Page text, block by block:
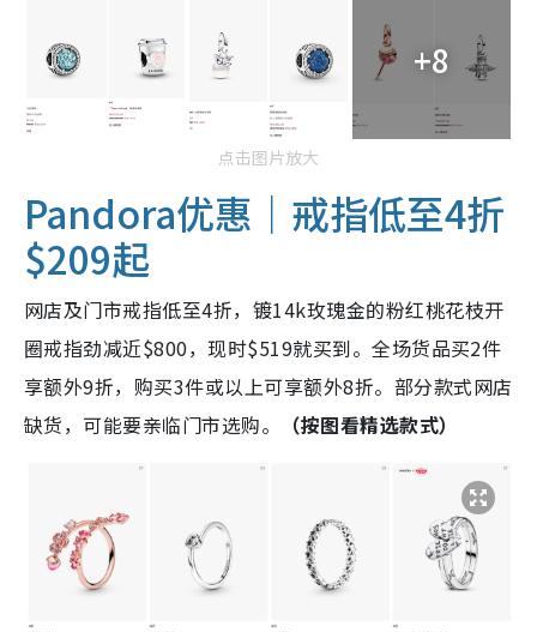
+8
点击图片放大
Pandora优惠｜戒指低至4折
$209起
网店及门市戒指低至4折，镀14k玫瑰金的粉红桃花枝开
圈戒指劲减近$800，现时$519就买到。全场货品买2件
享额外9折，购买3件或以上可享额外8折。部分款式网店
缺货，可能要亲临门市选购。
（按图看精选款式）